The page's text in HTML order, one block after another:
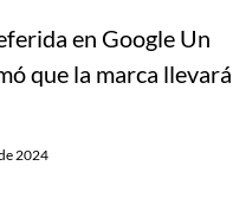
en Google Un
que la marca llevará
2024